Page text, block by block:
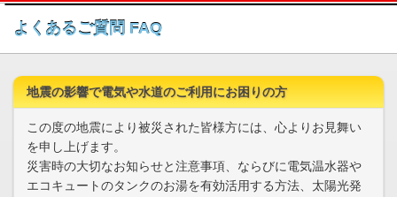
このページの本文へ
よくあるご質問 FAQ
地震の影響で電気や水道のご利用にお困りの方
この度の地震により被災された皆様方には、心よりお見舞い
を申し上げます。
災害時の大切なお知らせと注意事項、ならびに電気温水器や
エコキュートのタンクのお湯を有効活用する方法、太陽光発